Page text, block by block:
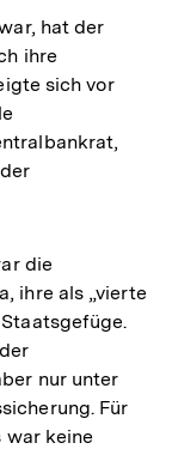
hat der
ihre
sich vor
die
ihre als „vierte
nur unter
Für
war keine